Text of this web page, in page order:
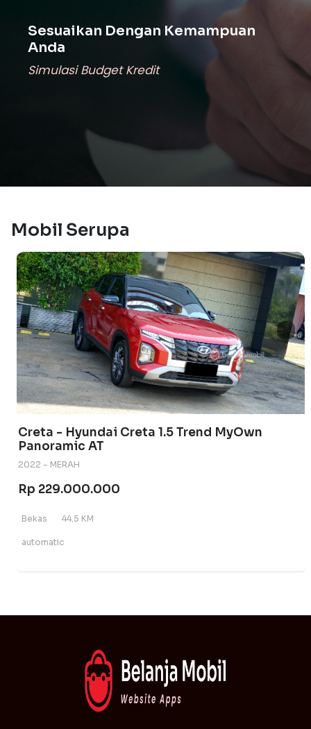
Sesuaikan Dengan Kemampuan
Anda
Simulasi Budget Kredit
Mobil Serupa
Creta - Hyundai Creta 1.5 Trend MyOwn
Panoramic AT
2022 - MERAH
Rp 229.000.000
Bekas 44.5 KM
automatic